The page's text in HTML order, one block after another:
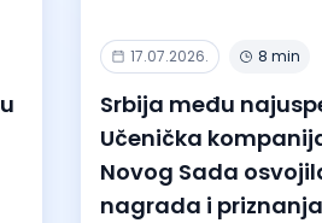
17.07.2026. 8 min
Srbija među
Učenička
Novog Sada
nagrada i